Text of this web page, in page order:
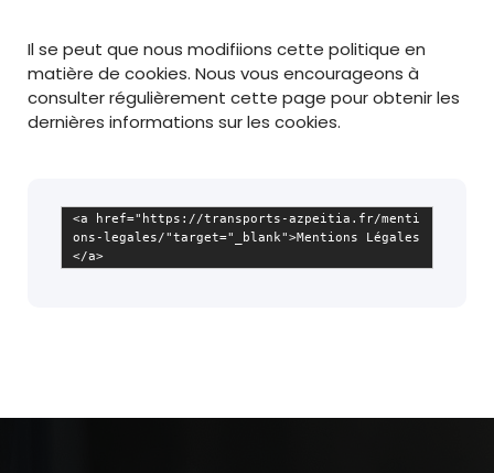
Il se peut que nous modifiions cette politique en
matière de cookies. Nous vous encourageons à
consulter régulièrement cette page pour obtenir les
dernières informations sur les cookies.
<a href="https://transports-azpeitia.fr/menti
ons-legales/"target="_blank">Mentions Légales
</a>